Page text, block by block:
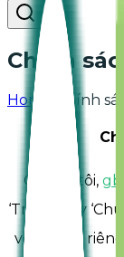
Chính
Home Chính
Chúng tôi,
‘Trang’ hay
về quyền